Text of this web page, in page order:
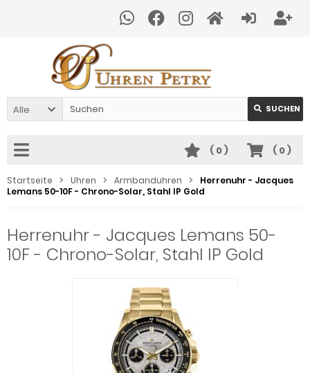
Alle SUCHEN
( 0)
( 0)
Startseite Uhren Armbanduhren
Herrenuhr - Jacques
Lemans 50-10F - Chrono-Solar, Stahl IP Gold
Herrenuhr - Jacques Lemans 50-
10F - Chrono-Solar, Stahl IP Gold